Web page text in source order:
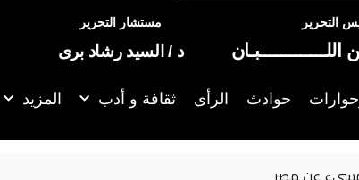
التحرير مستشار التحرير
د / السيد رشاد برى
حوادث الرأى ثقافة و أدب المزيد